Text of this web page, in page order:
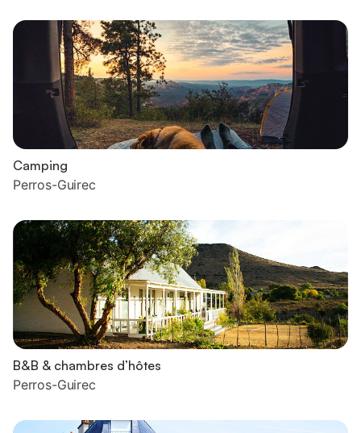
Camping
Perros-Guirec
B&B & chambres d’hôtes
Perros-Guirec